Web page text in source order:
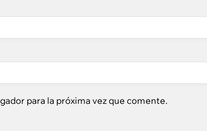
para la próxima vez que comente.